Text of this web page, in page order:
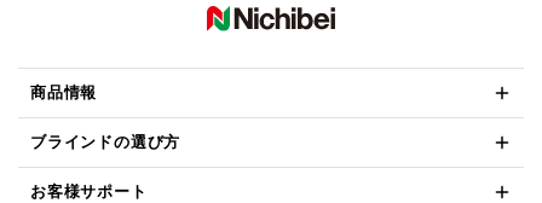
商品情報
ブラインドの選び方
お客様サポート